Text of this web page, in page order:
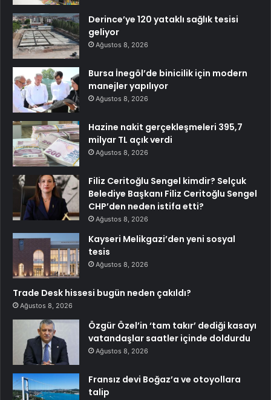
Derince’ye 120 yataklı sağlık tesisi
geliyor
Ağustos 8, 2026
Bursa İnegöl’de binicilik için modern
manejler yapılıyor
Ağustos 8, 2026
Hazine nakit gerçekleşmeleri 395,7
milyar TL açık verdi
Ağustos 8, 2026
Filiz Ceritoğlu Sengel kimdir? Selçuk
Belediye Başkanı Filiz Ceritoğlu Sengel
CHP’den neden istifa etti?
Ağustos 8, 2026
Kayseri Melikgazi’den yeni sosyal
tesis
Ağustos 8, 2026
Trade Desk hissesi bugün neden çakıldı?
Ağustos 8, 2026
Özgür Özel’in ‘tam takır’ dediği kasayı
vatandaşlar saatler içinde doldurdu
Ağustos 8, 2026
Fransız devi Boğaz’a ve otoyollara
talip